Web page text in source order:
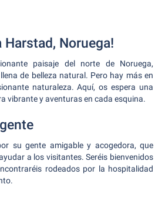
Harstad, Noruega!
paisaje del norte de Noruega,
de belleza natural. Pero hay más en
naturaleza. Aquí, os espera una
vibrante y aventuras en cada esquina.
su gente amigable y acogedora, que
a los visitantes. Seréis bienvenidos
rodeados por la hospitalidad